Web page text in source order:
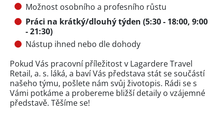
Možnost osobního a profesního růstu
Práci na krátký/dlouhý týden (5:30 - 18:00, 9:00
- 21:30)
Nástup ihned nebo dle dohody
Pokud Vás pracovní příležitost v Lagardere Travel
Retail, a. s. láká, a baví Vás představa stát se součástí
našeho týmu, pošlete nám svůj životopis. Rádi se s
Vámi potkáme a probereme bližší detaily o vzájemné
představě. Těšíme se!